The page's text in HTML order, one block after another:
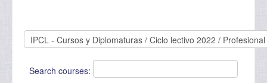
Search courses: